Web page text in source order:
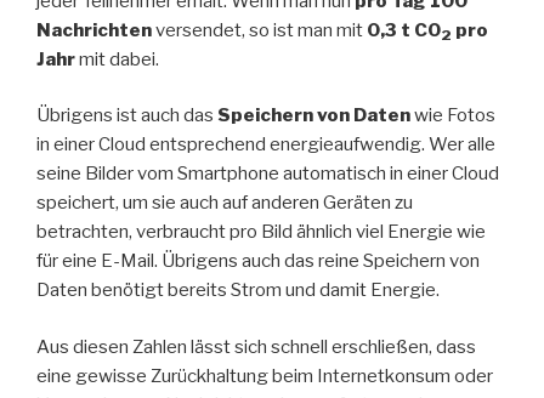
Nachrichtenversendet, so ist man mit 0,3 t CO2 pro
Jahrmit dabei.
Übrigens ist auch das Speichern von Datenwie Fotos
in einer Cloud entsprechend energieaufwendig. Wer alle
seine Bilder vom Smartphone automatisch in einer Cloud
speichert, um sie auch auf anderen Geräten zu
betrachten, verbraucht pro Bild ähnlich viel Energie wie
für eine E-Mail. Übrigens auch das reine Speichern von
Daten benötigt bereits Strom und damit Energie.
Aus diesen Zahlen lässt sich schnell erschließen, dass
eine gewisse Zurückhaltung beim Internetkonsum oder